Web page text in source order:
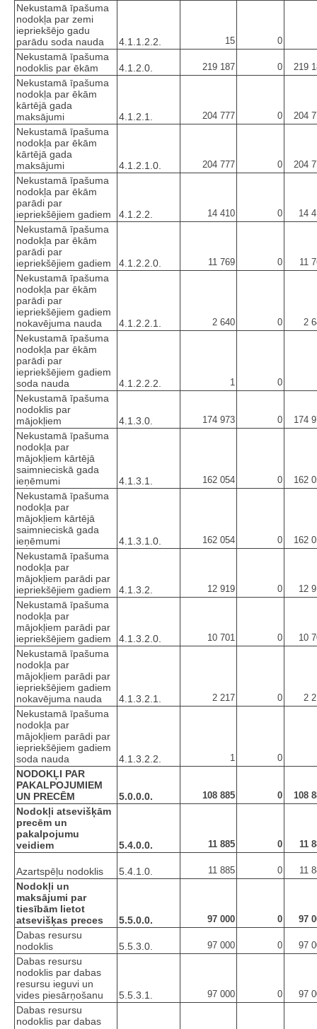
Nekustamā īpašuma
nodokļa par zemi
iepriekšējo gadu
parādu soda nauda
4.1.1.2.2. 15 0
Nekustamā īpašuma
nodoklis par ēkām
4.1.2.0. 219 187 0 219
Nekustamā īpašuma
nodokļa par ēkām
kārtējā gada
maksājumi
4.1.2.1. 204 777 0 204
Nekustamā īpašuma
nodokļa par ēkām
kārtējā gada
maksājumi
4.1.2.1.0. 204 777 0 204
Nekustamā īpašuma
nodokļa par ēkām
parādi par
iepriekšējiem gadiem
4.1.2.2. 14 410 0 14
Nekustamā īpašuma
nodokļa par ēkām
parādi par
iepriekšējiem gadiem
4.1.2.2.0. 11 769 0 11
Nekustamā īpašuma
nodokļa par ēkām
parādi par
iepriekšējiem gadiem
nokavējuma nauda
4.1.2.2.1. 2 640 0 2
Nekustamā īpašuma
nodokļa par ēkām
parādi par
iepriekšējiem gadiem
soda nauda
4.1.2.2.2. 1 0
Nekustamā īpašuma
nodoklis par
mājokļiem
4.1.3.0. 174 973 0 174
Nekustamā īpašuma
nodokļa par
mājokļiem kārtējā
saimnieciskā gada
ieņēmumi
4.1.3.1. 162 054 0 162
Nekustamā īpašuma
nodokļa par
mājokļiem kārtējā
saimnieciskā gada
ieņēmumi
4.1.3.1.0. 162 054 0 162
Nekustamā īpašuma
nodokļa par
mājokļiem parādi par
iepriekšējiem gadiem
4.1.3.2. 12 919 0 12
Nekustamā īpašuma
nodokļa par
mājokļiem parādi par
iepriekšējiem gadiem
4.1.3.2.0. 10 701 0 10
Nekustamā īpašuma
nodokļa par
mājokļiem parādi par
iepriekšējiem gadiem
nokavējuma nauda
4.1.3.2.1. 2 217 0 2
Nekustamā īpašuma
nodokļa par
mājokļiem parādi par
iepriekšējiem gadiem
soda nauda
4.1.3.2.2. 1 0
NODOKĻI PAR
PAKALPOJUMIEM
UN PRECĒM
5.0.0.0. 108 885 0 108
Nodokļi atsevišķām
precēm un
pakalpojumu
veidiem
5.4.0.0. 11 885 0 11
Azartspēļu nodoklis 5.4.1.0. 11 885 0 11
Nodokļi un
maksājumi par
tiesībām lietot
atsevišķas preces
5.5.0.0. 97 000 0 97
Dabas resursu
nodoklis
5.5.3.0. 97 000 0 97
Dabas resursu
nodoklis par dabas
resursu ieguvi un
vides piesārņošanu
5.5.3.1. 97 000 0 97
Dabas resursu
nodoklis par dabas